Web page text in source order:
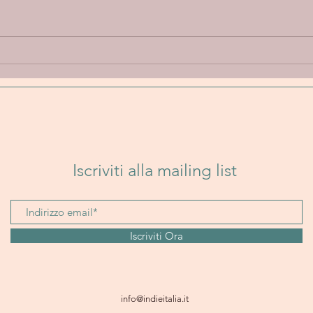
viaggio emotivo tra
delicatezza, introspezione e
Un
Iscriviti alla mailing list
Iscriviti Ora
info@indieitalia.it